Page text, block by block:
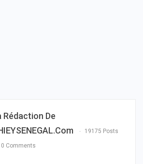
Rédaction De
19175 Posts
0 Comments